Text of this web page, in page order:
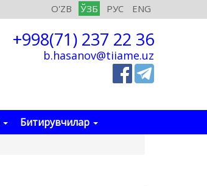
O'ZB ЎЗБ РУС ENG
+998(71) 237 22 36
b.hasanov@tiiame.uz
Битирувчилар